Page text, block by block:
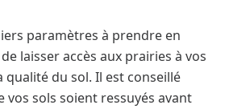
paramètres à prendre en
laisser accès aux prairies à vos
qualité du sol. Il est conseillé
vos sols soient ressuyés avant